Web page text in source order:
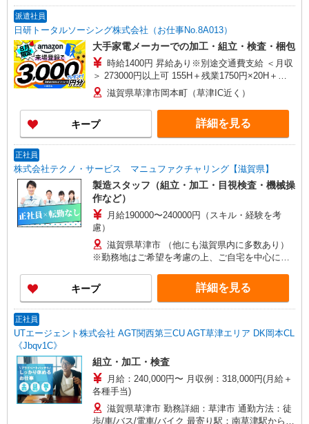
派遣社員
日研トータルソーシング株式会社（お仕事No.8A013）
大手家電メーカーでの加工・組立・検査・梱包
時給1400円 昇給あり※別途交通費支給 ＜月収
＞ 273000円以上可 155H＋残業1750円×20H＋深
夜350円×62.5H
滋賀県草津市岡本町（草津IC近く）
キープ 詳細を見る
正社員
株式会社テクノ・サービス マニュファクチャリング【滋賀県】
製造スタッフ（組立・加工・目視検査・機械操
作など）
月給190000〜240000円（スキル・経験を考
慮）
滋賀県草津市 （他にも滋賀県内に多数あり）
※勤務地はご希望を考慮の上、ご自宅を中心に通
し）
キープ 詳細を見る
正社員
UTエージェント株式会社 AGT関西第三CU AGT草津エリア DK岡本CL
《Jbqv1C》
組立・加工・検査
月給：240,000円〜 月収例：318,000円(月給＋
各種手当)
滋賀県草津市 勤務詳細：草津市 通勤方法：徒
歩/車/バス/電車/バイク 最寄り駅：南草津駅から車